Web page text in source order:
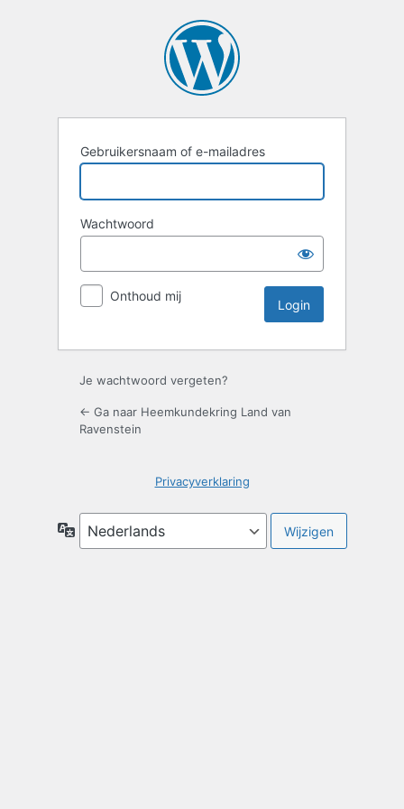
Gebruikersnaam of e-mailadres
Wachtwoord
Onthoud mij
Je wachtwoord vergeten?
← Ga naar Heemkundekring Land van
Ravenstein
Privacyverklaring
Taal